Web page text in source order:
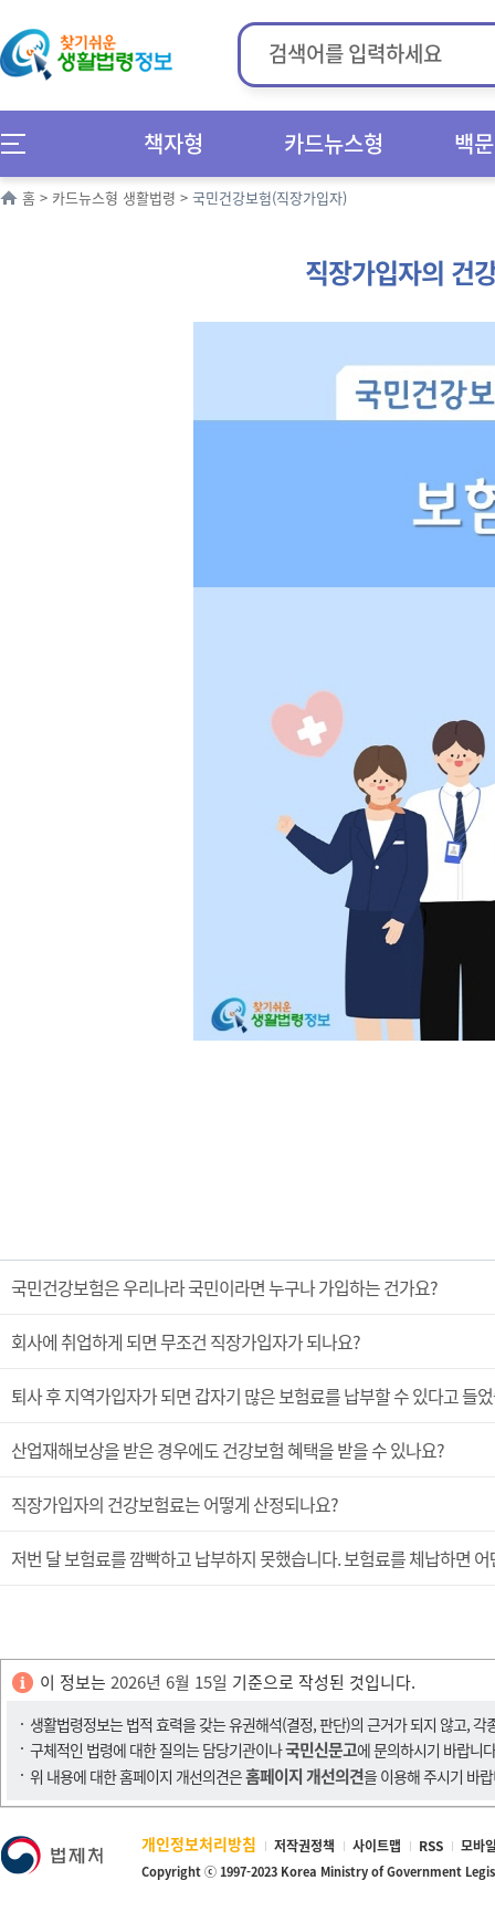
책자형 카드뉴스형 백
홈 > 카드뉴스형 생활법령 > 국민건강보험(직장가입자)
직장가입자의 건
국민건강보험은 우리나라 국민이라면 누구나 가입하는 건가요?
회사에 취업하게 되면 무조건 직장가입자가 되나요?
퇴사 후 지역가입자가 되면 갑자기 많은 보험료를 납부할 수 있다고 들
산업재해보상을 받은 경우에도 건강보험 혜택을 받을 수 있나요?
직장가입자의 건강보험료는 어떻게 산정되나요?
저번 달 보험료를 깜빡하고 납부하지 못했습니다. 보험료를 체납하면
이 정보는 2026년 6월 15일 기준으로 작성된 것입니다.
생활법령정보는 법적 효력을 갖는 유권해석(결정, 판단)의 근거가 되지 않고,
구체적인 법령에 대한 질의는 담당기관이나국민신문고에 문의하시기 바랍니
위 내용에 대한 홈페이지 개선의견은홈페이지 개선의견을 이용해 주시기 바
개인정보처리방침 저작권정책 사이트맵 RSS 모바
Copyright ⓒ 1997-2023 Korea Ministry of Government